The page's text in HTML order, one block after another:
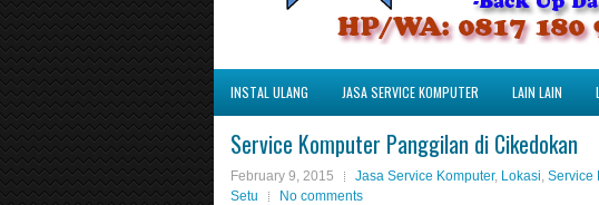
INSTAL ULANG JASA SERVICE KOMPUTER LAIN LAIN
Service Komputer Panggilan di Cikedokan
February 9, 2015 Jasa Service Komputer, Lokasi, Service
Setu
No comments